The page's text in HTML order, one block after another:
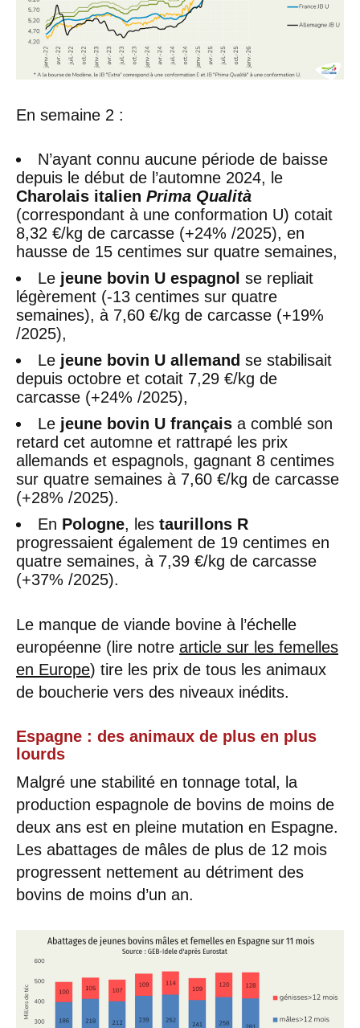
En semaine 2 :
N’ayant connu aucune période de baisse
depuis le début de l’automne 2024, le
Charolais italien Prima Qualità
(correspondant à une conformation U) cotait
8,32 €/kg de carcasse (+24% /2025), en
hausse de 15 centimes sur quatre semaines,
Le jeune bovin U espagnol se repliait
légèrement (-13 centimes sur quatre
semaines), à 7,60 €/kg de carcasse (+19%
/2025),
Le jeune bovin U allemand se stabilisait
depuis octobre et cotait 7,29 €/kg de
carcasse (+24% /2025),
Le jeune bovin U français a comblé son
retard cet automne et rattrapé les prix
allemands et espagnols, gagnant 8 centimes
sur quatre semaines à 7,60 €/kg de carcasse
(+28% /2025).
En Pologne, les taurillons R
progressaient également de 19 centimes en
quatre semaines, à 7,39 €/kg de carcasse
(+37% /2025).
Le manque de viande bovine à l’échelle
européenne (lire notre article sur les femelles
en Europe) tire les prix de tous les animaux
de boucherie vers des niveaux inédits.
Espagne : des animaux de plus en plus
lourds
Malgré une stabilité en tonnage total, la
production espagnole de bovins de moins de
deux ans est en pleine mutation en Espagne.
Les abattages de mâles de plus de 12 mois
progressent nettement au détriment des
bovins de moins d’un an.